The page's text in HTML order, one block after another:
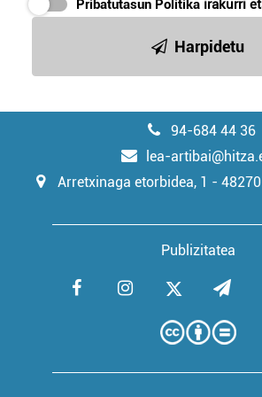
Pribatutasun Politika irakurri
Harpidetu
94-684 44 36
lea-
Arretxinaga etorbidea, 1 -
Publizitatea